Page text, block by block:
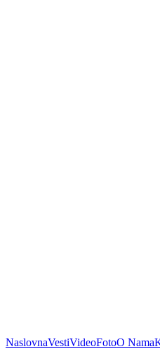
NaslovnaVestiVideoFotoO Nama